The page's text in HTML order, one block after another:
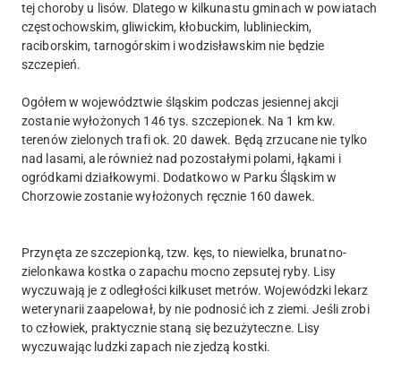
tej choroby u lisów. Dlatego w kilkunastu gminach w powiatach
częstochowskim, gliwickim, kłobuckim, lublinieckim,
raciborskim, tarnogórskim i wodzisławskim nie będzie
szczepień.
Ogółem w województwie śląskim podczas jesiennej akcji
zostanie wyłożonych 146 tys. szczepionek. Na 1 km kw.
terenów zielonych trafi ok. 20 dawek. Będą zrzucane nie tylko
nad lasami, ale również nad pozostałymi polami, łąkami i
ogródkami działkowymi. Dodatkowo w Parku Śląskim w
Chorzowie zostanie wyłożonych ręcznie 160 dawek.
Przynęta ze szczepionką, tzw. kęs, to niewielka, brunatno-
zielonkawa kostka o zapachu mocno zepsutej ryby. Lisy
wyczuwają je z odległości kilkuset metrów. Wojewódzki lekarz
weterynarii zaapelował, by nie podnosić ich z ziemi. Jeśli zrobi
to człowiek, praktycznie staną się bezużyteczne. Lisy
wyczuwając ludzki zapach nie zjedzą kostki.